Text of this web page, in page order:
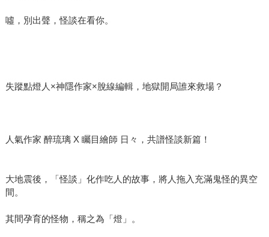
噓，別出聲，怪談在看你。
失蹤點燈人×神隱作家×脫線編輯，地獄開局誰來救場？
人氣作家 醉琉璃 X 矚目繪師 日々，共譜怪談新篇！
大地震後，「怪談」化作吃人的故事，將人拖入充滿鬼怪的異空
間。
其間孕育的怪物，稱之為「燈」。